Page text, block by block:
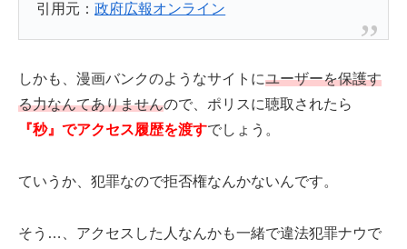
引用元：政府広報オンライン
しかも、漫画バンクのようなサイトにユーザーを保護す
る力なんてありませんので、ポリスに聴取されたら
『秒』でアクセス履歴を渡すでしょう。
ていうか、犯罪なので拒否権なんかないんです。
そう…、アクセスした人なんかも一緒で違法犯罪ナウで